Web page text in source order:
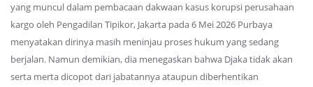
yang muncul dalam pembacaan dakwaan kasus korupsi perusahaan
kargo oleh Pengadilan Tipikor, Jakarta pada 6 Mei 2026 Purbaya
menyatakan dirinya masih meninjau proses hukum yang sedang
berjalan. Namun demikian, dia menegaskan bahwa Djaka tidak akan
serta merta dicopot dari jabatannya ataupun diberhentikan